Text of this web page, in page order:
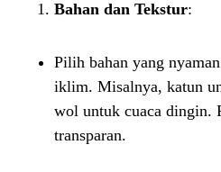
Bahan dan Tekstur:
Pilih bahan yang
iklim. Misalnya, katun
wol untuk cuaca dingin.
transparan.